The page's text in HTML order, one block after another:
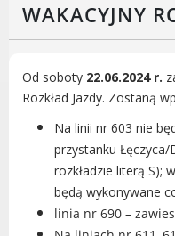
Informator
Plaża Miejska
Luboniu
RADA
Portal
WAKACYJNY
Od soboty 22.06.2024 r.
Rozkład Jazdy. Zostaną
Na linii nr 603 nie
przystanku
rozkładzie literą S);
będą wykonywane
linia nr 690 –